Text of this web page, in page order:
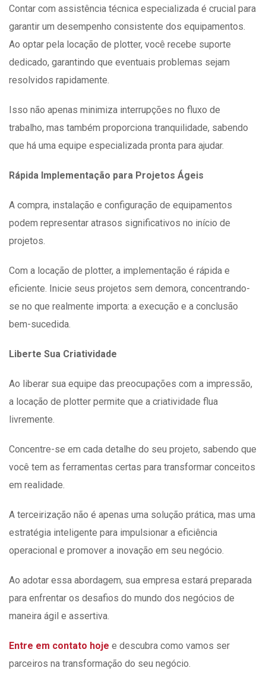
Contar com assistência técnica especializada é crucial para
garantir um desempenho consistente dos equipamentos.
Ao optar pela locação de plotter, você recebe suporte
dedicado, garantindo que eventuais problemas sejam
resolvidos rapidamente.
Isso não apenas minimiza interrupções no fluxo de
trabalho, mas também proporciona tranquilidade, sabendo
que há uma equipe especializada pronta para ajudar.
Rápida Implementação para Projetos Ágeis
A compra, instalação e configuração de equipamentos
podem representar atrasos significativos no início de
projetos.
Com a locação de plotter, a implementação é rápida e
eficiente. Inicie seus projetos sem demora, concentrando-
se no que realmente importa: a execução e a conclusão
bem-sucedida.
Liberte Sua Criatividade
Ao liberar sua equipe das preocupações com a impressão,
a locação de plotter permite que a criatividade flua
livremente.
Concentre-se em cada detalhe do seu projeto, sabendo que
você tem as ferramentas certas para transformar conceitos
em realidade.
A terceirização não é apenas uma solução prática, mas uma
estratégia inteligente para impulsionar a eficiência
operacional e promover a inovação em seu negócio.
Ao adotar essa abordagem, sua empresa estará preparada
para enfrentar os desafios do mundo dos negócios de
maneira ágil e assertiva.
Entre em contato hoje e descubra como vamos ser
parceiros na transformação do seu negócio.